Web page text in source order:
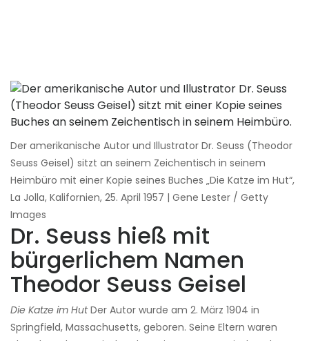
Der amerikanische Autor und Illustrator Dr. Seuss (Theodor
Seuss Geisel) sitzt an seinem Zeichentisch in seinem
Heimbüro mit einer Kopie seines Buches „Die Katze im Hut“,
La Jolla, Kalifornien, 25. April 1957 | Gene Lester / Getty
Images
Dr. Seuss hieß mit
bürgerlichem Namen
Theodor Seuss Geisel
Die Katze im HutDer Autor wurde am 2. März 1904 in
Springfield, Massachusetts, geboren. Seine Eltern waren